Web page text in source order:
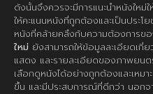
ดังนั้นจึงควรจะมีการแนะนำหนังใหม่
ให้คะแนนหนังที่ถูกต้องและเป็นประโ
หนังที่คล้ายคลึงกับความต้องการข
ใหม่ ยังสามารถให้ข้อมูลละเอียดเกี่
แสดง และรายละเอียดของภาพยน
เลือกดูหนังได้อย่างถูกต้องและเหมา
ขึ้น และมีประสบการณ์ที่ดีกว่า นอกจ